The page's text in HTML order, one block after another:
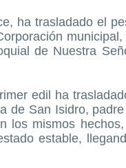
ha trasladado el
de Nuestra
edil ha
de San Isidro,
los mismos
estable,